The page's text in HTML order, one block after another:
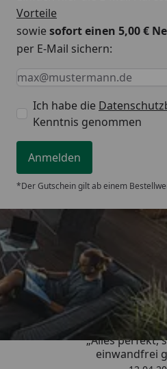
Vorteile
sowiesofort einen 5,00 €
per E-Mail sichern:
Keine Eingabe erforderlich
Eingabe erforderlich
E-Mail *
Ich habe die
Kenntnis genommen
Anmelden
*Der Gutschein gilt ab einem
Trusted
„Alles perfekt,
einwandfrei